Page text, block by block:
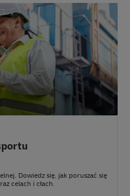
Dowiedz się, jak poruszać się
celach i cłach.